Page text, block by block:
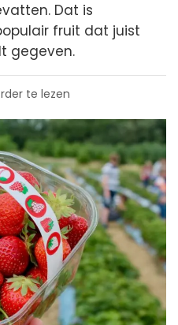
Dat is
fruit dat juist
gegeven.
te lezen